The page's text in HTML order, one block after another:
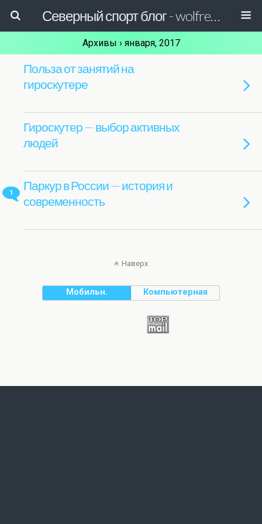
Северный спорт блог - wolfreactor
Архивы › января, 2017
Польза от занятий на
гироскутере
Гироскутер — выбор активных
людей
1
Паркур в России — история и
современность
Наверх
Мобильн. Компьютерная